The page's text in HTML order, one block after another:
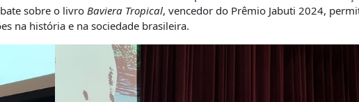
sobre o livro Baviera Tropical, vencedor do Prêmio Jabuti 2024,
na história e na sociedade brasileira.